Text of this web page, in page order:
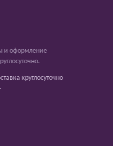
и оформление
круглосуточно